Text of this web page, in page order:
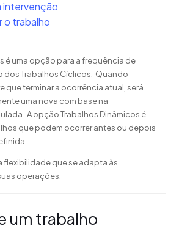
intervenção
o trabalho
é uma opção para a frequência de
dos Trabalhos Cíclicos. Quando
que terminar a ocorrência atual, será
uma nova com base na
A opção Trabalhos Dinâmicos é
que podem ocorrer antes ou depois
flexibilidade que se adapta às
operações.
um trabalho